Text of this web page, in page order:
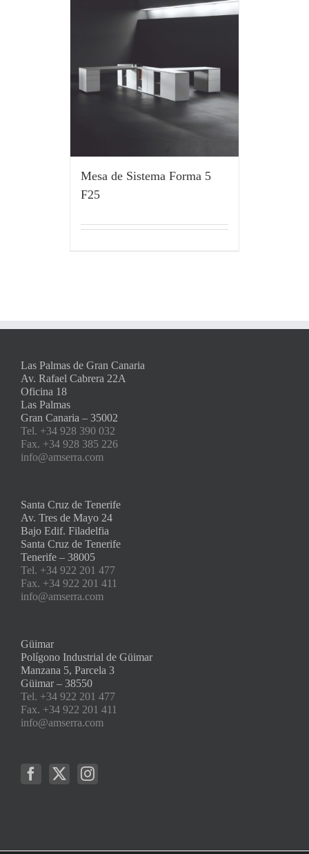
Mesa de Sistema Forma 5
F25
Las Palmas de Gran Canaria
Av. Rafael Cabrera 22A
Oficina 18
Las Palmas
Gran Canaria – 35002
Tel. +34 928 390 032
Fax. +34 928 385 226
info@amserra.com
Santa Cruz de Tenerife
Av. Tres de Mayo 24
Bajo Edif. Filadelfia
Santa Cruz de Tenerife
Tenerife – 38005
Tel. +34 922 201 477
Fax. +34 922 201 411
info@amserra.com
Güimar
Polígono Industrial de Güimar
Manzana 5, Parcela 3
Güimar – 38550
Tel. +34 922 201 477
Fax. +34 922 201 411
info@amserra.com